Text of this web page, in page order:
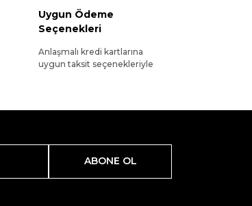
Uygun Ödeme
Seçenekleri
Anlaşmalı kredi kartlarına
uygun taksit seçenekleriyle
ABONE OL